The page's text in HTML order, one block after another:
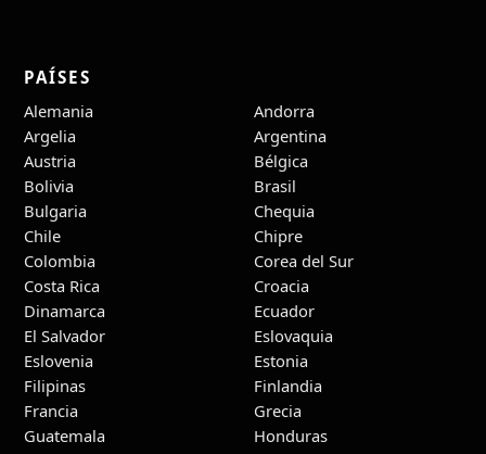
PAÍSES
Alemania
Andorra
Argelia
Argentina
Austria
Bélgica
Bolivia
Brasil
Bulgaria
Chequia
Chile
Chipre
Colombia
Corea del Sur
Costa Rica
Croacia
Dinamarca
Ecuador
El Salvador
Eslovaquia
Eslovenia
Estonia
Filipinas
Finlandia
Francia
Grecia
Guatemala
Honduras